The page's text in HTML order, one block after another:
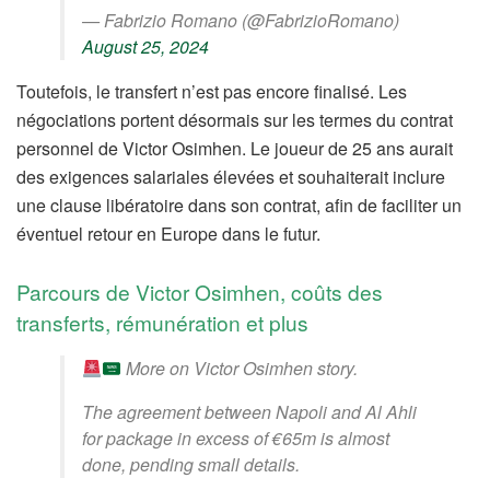
— Fabrizio Romano (@FabrizioRomano)
August 25, 2024
Toutefois, le transfert n’est pas encore finalisé. Les
négociations portent désormais sur les termes du contrat
personnel de Victor Osimhen. Le joueur de 25 ans aurait
des exigences salariales élevées et souhaiterait inclure
une clause libératoire dans son contrat, afin de faciliter un
éventuel retour en Europe dans le futur.
Parcours de Victor Osimhen, coûts des
transferts, rémunération et plus
More on Victor Osimhen story.
The agreement between Napoli and Al Ahli
for package in excess of €65m is almost
done, pending small details.